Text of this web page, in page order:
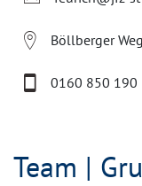
Böllberger
0160 850 190
Team |